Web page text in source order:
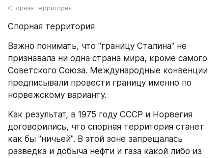
Спорная территория
Спорная территория
Важно понимать, что "границу Сталина" не
признавала ни одна страна мира, кроме самого
Советского Союза. Международные конвенции
предписывали провести границу именно по
норвежскому варианту.
Как результат, в 1975 году СССР и Норвегия
договорились, что спорная территория станет
как бы "ничьей". В этой зоне запрещалась
разведка и добыча нефти и газа какой либо из